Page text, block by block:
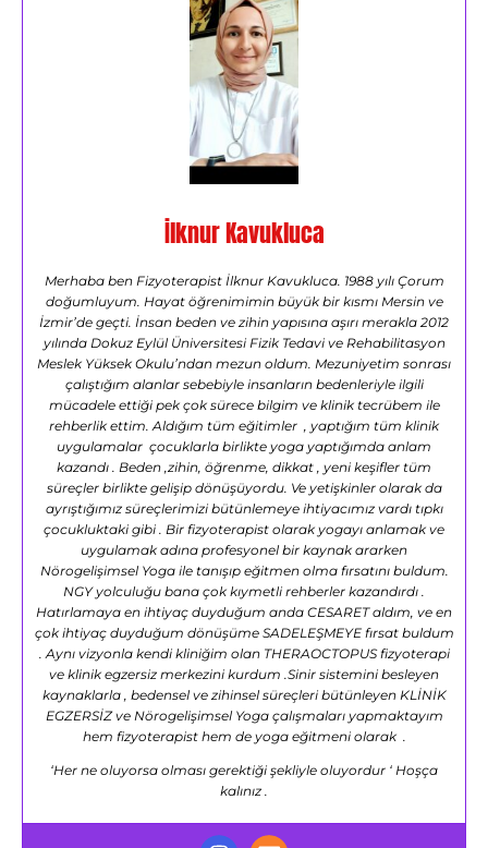
İlknur Kavukluca
Merhaba ben Fizyoterapist İlknur Kavukluca. 1988 yılı Çorum
doğumluyum. Hayat öğrenimimin büyük bir kısmı Mersin ve
İzmir’de geçti. İnsan beden ve zihin yapısına aşırı merakla 2012
yılında Dokuz Eylül Üniversitesi Fizik Tedavi ve Rehabilitasyon
Meslek Yüksek Okulu’ndan mezun oldum. Mezuniyetim sonrası
çalıştığım alanlar sebebiyle insanların bedenleriyle ilgili
mücadele ettiği pek çok sürece bilgim ve klinik tecrübem ile
rehberlik ettim. Aldığım tüm eğitimler , yaptığım tüm klinik
uygulamalar çocuklarla birlikte yoga yaptığımda anlam
kazandı . Beden ,zihin, öğrenme, dikkat , yeni keşifler tüm
süreçler birlikte gelişip dönüşüyordu. Ve yetişkinler olarak da
ayrıştığımız süreçlerimizi bütünlemeye ihtiyacımız vardı tıpkı
çocukluktaki gibi . Bir fizyoterapist olarak yogayı anlamak ve
uygulamak adına profesyonel bir kaynak ararken
Nörogelişimsel Yoga ile tanışıp eğitmen olma fırsatını buldum.
NGY yolculuğu bana çok kıymetli rehberler kazandırdı .
Hatırlamaya en ihtiyaç duyduğum anda CESARET aldım, ve en
çok ihtiyaç duyduğum dönüşüme SADELEŞMEYE fırsat buldum
. Aynı vizyonla kendi kliniğim olan THERAOCTOPUS fizyoterapi
ve klinik egzersiz merkezini kurdum .Sinir sistemini besleyen
kaynaklarla , bedensel ve zihinsel süreçleri bütünleyen KLİNİK
EGZERSİZ ve Nörogelişimsel Yoga çalışmaları yapmaktayım
hem fizyoterapist hem de yoga eğitmeni olarak .
‘Her ne oluyorsa olması gerektiği şekliyle oluyordur ‘ Hoşça
kalınız .